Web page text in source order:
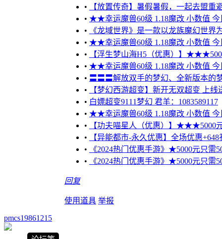
•
【放置传奇】暑假暑假，一起去盟重
• ★★幸运魔兽60级 1.18魔改 小数值
•
《龙域世界》是一款以龙族魔幻世
• ★★幸运魔兽60级 1.18魔改 小数值
•
【浮生梦山海H5（优惠）】
• ★★幸运魔兽60级 1.18魔改 小数值
• 〓〓〓解放双手的梦幻、全新版本的
•
【梦幻西游超变】新开无双超变 上线
• 白嫖超变9111梦幻 君羊：1083589117
• ★★幸运魔兽60级 1.18魔改 小数值
•
【功夫喵星人（优惠）】
•
【异能都市-永久优惠】全场优惠
•
《2024热门优惠手游》★5000元只
•
《2024热门优惠手游》★5000元只
回复
使用道具 举报
pmcs19861215